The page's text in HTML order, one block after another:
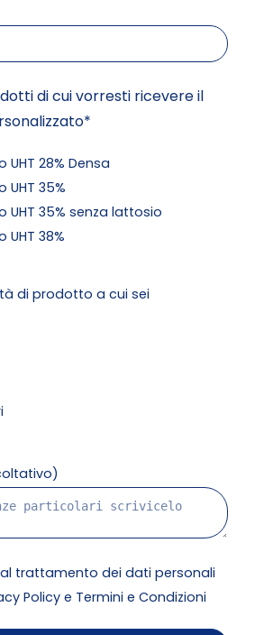
di cui vorresti ricevere il
UHT 28% Densa
UHT 35%
UHT 35% senza lattosio
UHT 38%
di prodotto a cui sei
trattamento dei dati personali
Policy e Termini e Condizioni